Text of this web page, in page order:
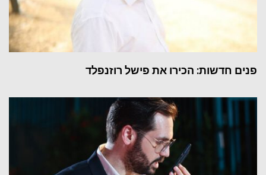
פנים חדשות: הכירו את פישל רוזנפלד